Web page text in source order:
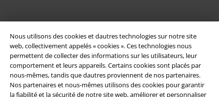
Nous utilisons des cookies et dautres technologies sur notre site
web, collectivement appelés « cookies ». Ces technologies nous
permettent de collecter des informations sur les utilisateurs, leur
comportement et leurs appareils. Certains cookies sont placés par
nous-mêmes, tandis que dautres proviennent de nos partenaires.
Nos partenaires et nous-mêmes utilisons des cookies pour garantir
la fiabilité et la sécurité de notre site web, améliorer et personnaliser
Légal